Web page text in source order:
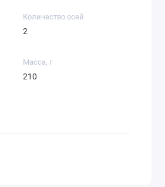
Количество осей
2
Масса, г
210